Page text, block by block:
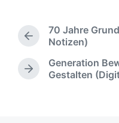
l
c
h
b
n
v
e
t
l
a
g
w
ö
V
r
h
70 Jahre
Notizen)
N
Generation
Gestalten